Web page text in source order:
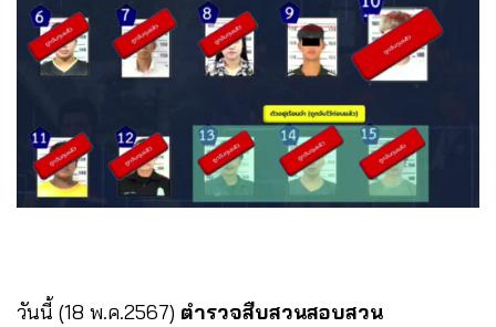
วันนี้ (18 พ.ค.2567) ตำรวจสืบสวนสอบสวน